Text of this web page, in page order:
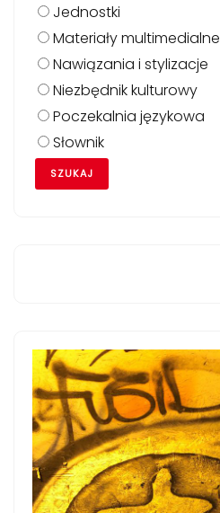
Jednostki
Materiały multimedialne
Nawiązania i stylizacje
Niezbędnik kulturowy
Poczekalnia językowa
Słownik